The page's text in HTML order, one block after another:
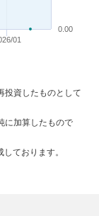
01
0.00
投資したものとして
に加算したもので
ております。